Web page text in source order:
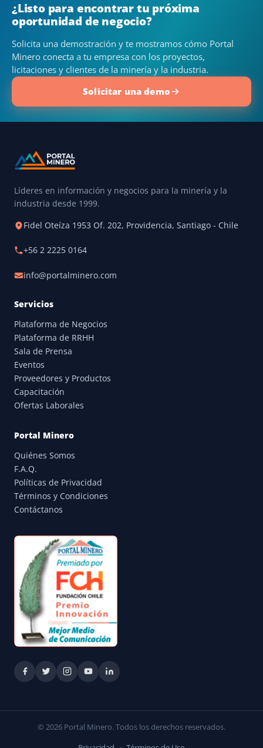
¿Listo para encontrar tu próxima
oportunidad de negocio?
Solicita una demostración y te mostramos cómo Portal
Minero conecta a tu empresa con los proyectos,
licitaciones y clientes de la minería y la industria.
Solicitar una demo
Líderes en información y negocios para la minería y la
industria desde 1999.
Fidel Oteíza 1953 Of. 202, Providencia, Santiago - Chile
+56 2 2225 0164
info@portalminero.com
Servicios
Plataforma de Negocios
Plataforma de RRHH
Sala de Prensa
Eventos
Proveedores y Productos
Capacitación
Ofertas Laborales
Portal Minero
Quiénes Somos
F.A.Q.
Políticas de Privacidad
Términos y Condiciones
Contáctanos
© 2026 Portal Minero. Todos los derechos reservados.